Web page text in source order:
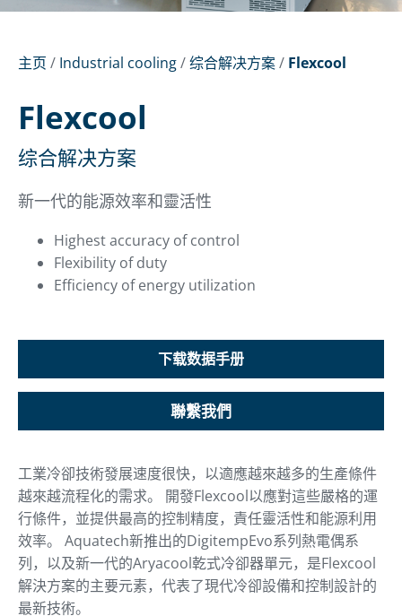
主页 / Industrial cooling/综合解决方案/ Flexcool
Flexcool
综合解决方案
新一代的能源效率和靈活性
Highest accuracy of control
Flexibility of duty
Efficiency of energy utilization
下载数据手册
聯繫我們
工業冷卻技術發展速度很快，以適應越來越多的生產條件
越來越流程化的需求。 開發Flexcool以應對這些嚴格的運
行條件，並提供最高的控制精度，責任靈活性和能源利用
效率。 Aquatech新推出的DigitempEvo系列熱電偶系
列，以及新一代的Aryacool乾式冷卻器單元，是Flexcool
解決方案的主要元素，代表了現代冷卻設備和控制設計的
最新技術。